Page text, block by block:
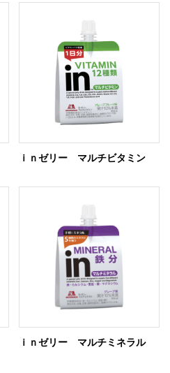
ｉｎゼリー マルチビタミン
ｉｎゼリー マルチミネラル